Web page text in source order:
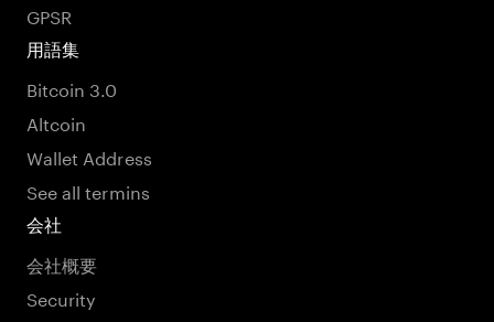
GPSR
用語集
Bitcoin 3.0
Altcoin
Wallet Address
See all termins
会社
会社概要
Security